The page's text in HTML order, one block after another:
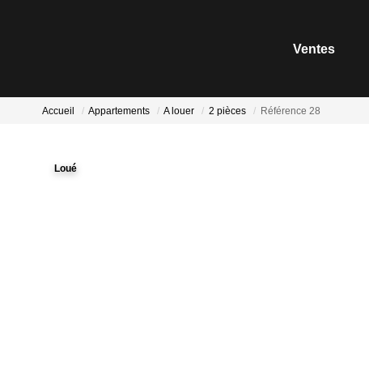
Ventes
Accueil Appartements A louer 2 pièces Référence 28
Loué